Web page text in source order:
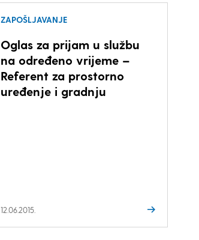
ZAPOŠLJAVANJE
Oglas za prijam u službu
na određeno vrijeme –
Referent za prostorno
uređenje i gradnju
12.06.2015.